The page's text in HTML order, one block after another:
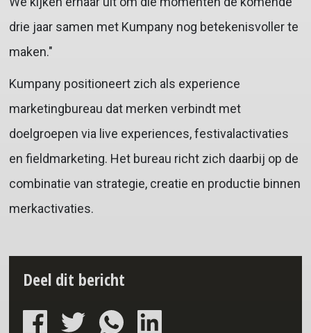
drie jaar samen met Kumpany nog betekenisvoller te
maken."
Kumpany positioneert zich als experience
marketingbureau dat merken verbindt met
doelgroepen via live experiences, festivalactivaties
en fieldmarketing. Het bureau richt zich daarbij op de
combinatie van strategie, creatie en productie binnen
merkactivaties.
Deel dit bericht